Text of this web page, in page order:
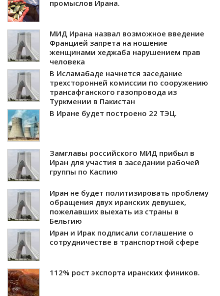
промыслов Ирана.
МИД Ирана назвал возможное введение
Францией запрета на ношение
женщинами хеджаба нарушением прав
человека
В Исламабаде начнется заседание
трехсторонней комиссии по сооружению
трансафганского газопровода из
Туркмении в Пакистан
В Иране будет построено 22 ТЭЦ.
Замглавы российского МИД прибыл в
Иран для участия в заседании рабочей
группы по Каспию
Иран не будет политизировать проблему
обращения двух иранских девушек,
пожелавших выехать из страны в
Бельгию
Иран и Ирак подписали соглашение о
сотрудничестве в транспортной сфере
112% рост экспорта иранских фиников.